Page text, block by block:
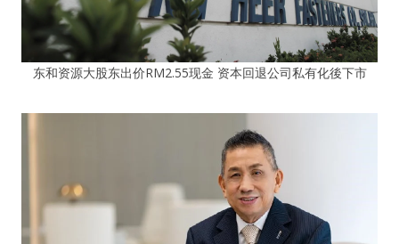
东和资源大股东出价RM2.55现金 资本回退公司私有化後下市